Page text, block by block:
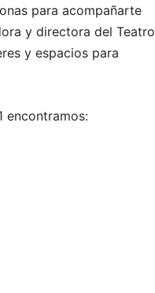
para acompañarte
y directora del Teatro
y espacios para
encontramos: